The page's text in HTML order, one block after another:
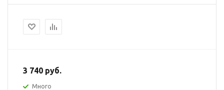
3 740 руб.
Много